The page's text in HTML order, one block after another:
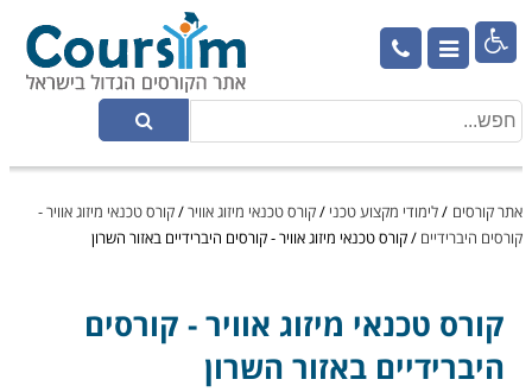

אתר קורסים /לימודי מקצוע טכני /קורס טכנאי מיזוג אוויר/קורס טכנאי מיזוג אוויר -
קורסים היברידיים /קורס טכנאי מיזוג אוויר - קורסים היברידיים באזור השרון
קורס טכנאי מיזוג אוויר- קורסים
היברידיים באזור השרון